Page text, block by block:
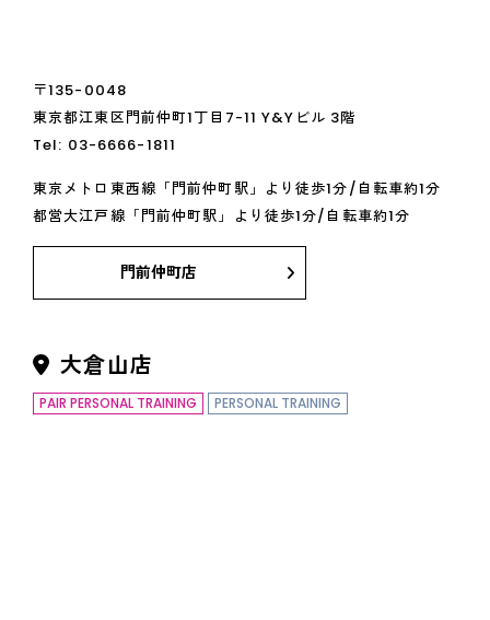
〒135-0048
東京都江東区門前仲町1丁目7-11 Y&Yビル 3階
Tel: 03-6666-1811
東京メトロ東西線「門前仲町駅」より徒歩1分/自転車約1分
都営大江戸線「門前仲町駅」より徒歩1分/自転車約1分
門前仲町店
大倉山店
PAIR PERSONAL TRAINING PERSONAL TRAINING